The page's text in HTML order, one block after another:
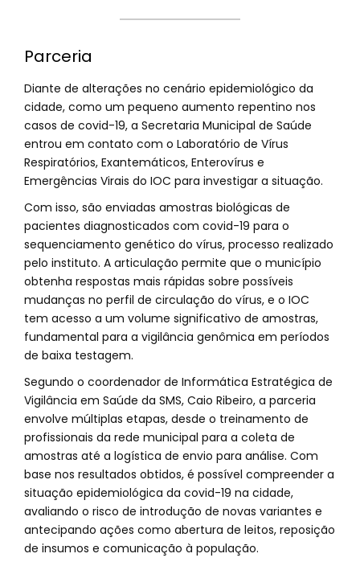
Parceria
Diante de alterações no cenário epidemiológico da
cidade, como um pequeno aumento repentino nos
casos de covid-19, a Secretaria Municipal de Saúde
entrou em contato com o Laboratório de Vírus
Respiratórios, Exantemáticos, Enterovírus e
Emergências Virais do IOC para investigar a situação.
Com isso, são enviadas amostras biológicas de
pacientes diagnosticados com covid-19 para o
sequenciamento genético do vírus, processo realizado
pelo instituto. A articulação permite que o município
obtenha respostas mais rápidas sobre possíveis
mudanças no perfil de circulação do vírus, e o IOC
tem acesso a um volume significativo de amostras,
fundamental para a vigilância genômica em períodos
de baixa testagem.
Segundo o coordenador de Informática Estratégica de
Vigilância em Saúde da SMS, Caio Ribeiro, a parceria
envolve múltiplas etapas, desde o treinamento de
profissionais da rede municipal para a coleta de
amostras até a logística de envio para análise. Com
base nos resultados obtidos, é possível compreender a
situação epidemiológica da covid-19 na cidade,
avaliando o risco de introdução de novas variantes e
antecipando ações como abertura de leitos, reposição
de insumos e comunicação à população.